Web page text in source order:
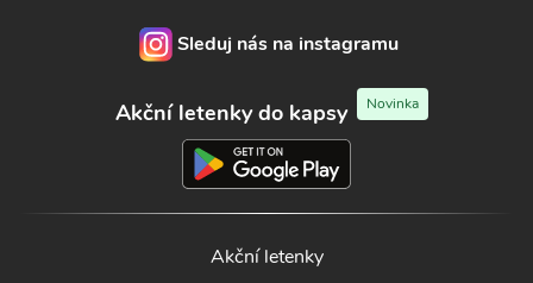
Sleduj nás na instagramu
Akční letenky do kapsy Novinka
Akční letenky